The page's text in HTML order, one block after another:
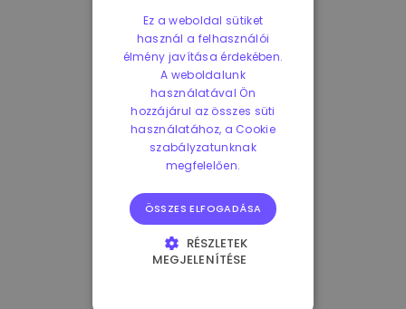
Ez a weboldal sütiket
használ a felhasználói
élmény javítása érdekében.
A weboldalunk
használatával Ön
hozzájárul az összes süti
használatához, a Cookie
szabályzatunknak
megfelelően.
ÖSSZES ELFOGADÁSA
RÉSZLETEK
MEGJELENÍTÉSE